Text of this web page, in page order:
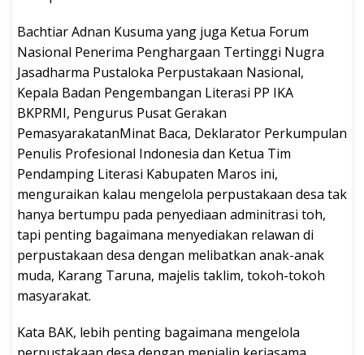
Bachtiar Adnan Kusuma yang juga Ketua Forum
Nasional Penerima Penghargaan Tertinggi Nugra
Jasadharma Pustaloka Perpustakaan Nasional,
Kepala Badan Pengembangan Literasi PP IKA
BKPRMI, Pengurus Pusat Gerakan
PemasyarakatanMinat Baca, Deklarator Perkumpulan
Penulis Profesional Indonesia dan Ketua Tim
Pendamping Literasi Kabupaten Maros ini,
menguraikan kalau mengelola perpustakaan desa tak
hanya bertumpu pada penyediaan adminitrasi toh,
tapi penting bagaimana menyediakan relawan di
perpustakaan desa dengan melibatkan anak-anak
muda, Karang Taruna, majelis taklim, tokoh-tokoh
masyarakat.
Kata BAK, lebih penting bagaimana mengelola